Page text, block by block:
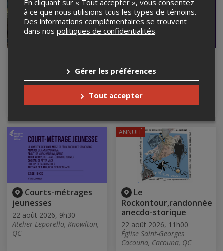
21 août 2026, 20h00
Lieu à confirmer
étoiles au Domaine
Jolivent
Domaine Jolivent, Lac-
Brome, QC
Courts-métrages
jeunesses
22 août 2026, 9h30
Atelier Leporello, Knowlton,
QC
Le
Rockontour,randonnée
anecdo-storique
22 août 2026, 11h00
Église Saint-Georges
Cacouna, Cacouna, QC
ANNULÉ
En cliquant sur « Tout accepter », vous consentez
à ce que nous utilisions tous les types de témoins.
Des informations complémentaires se trouvent
dans nos politiques de confidentialités.
Gérer les préférences
Tout accepter